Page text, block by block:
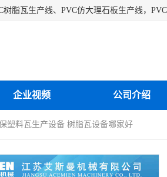
企业视频 公司介绍
塑料瓦生产设备 树脂瓦设备哪家好